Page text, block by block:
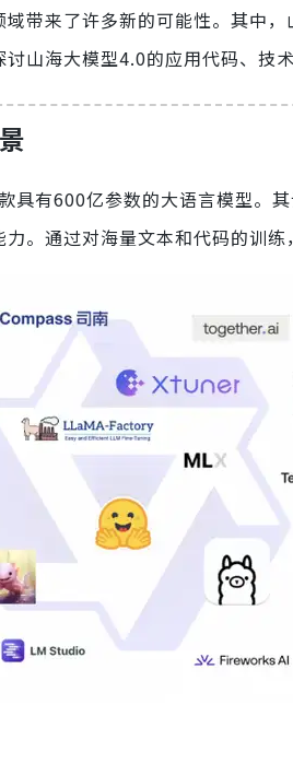
带来了许多新的可能性。其中
山海大模型4.0的应用代码、技
具有600亿参数的大语言模型。
。通过对海量文本和代码的训练